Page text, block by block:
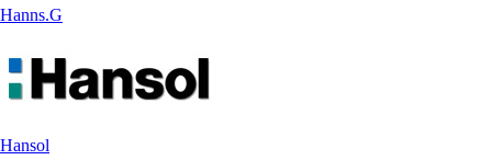
Hanns.G
Hansol